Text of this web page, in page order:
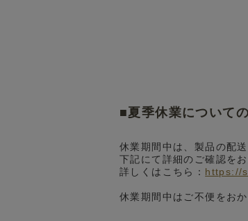
■夏季休業について
休業期間中は、製品の配
下記にて詳細のご確認をお
詳しくはこちら： https://
休業期間中はご不便をお